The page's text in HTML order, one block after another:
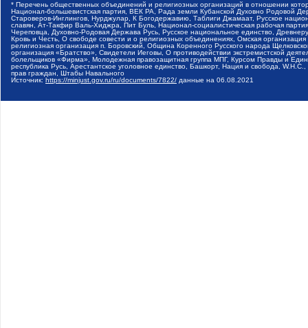
* Перечень общественных объединений и религиозных организаций в отношении
Национал-большевистская партия, ВЕК РА, Рада земли Кубанской Духовно Родовой
Староверов-Инглингов, Нурджулар, К Богодержавию, Таблиги Джамаат, Русское
славян, Ат-Такфир Валь-Хиджра, Пит Буль, Национал-социалистическая рабочая
Череповца, Духовно-Родовая Держава Русь, Русское национальное единство,
Кровь и Честь, О свободе совести и о религиозных объединениях, Омская
религиозная организация п. Боровский, Община Коренного Русского народа
организация «Братство», Свидетели Иеговы, О противодействии экстремистской
болельщиков «Фирма», Молодежная правозащитная группа МПГ, Курсом Правды и
республика Русь, Арестантское уголовное единство, Башкорт, Нация и свобода,
прав граждан, Штабы Навального
Источник: https://minjust.gov.ru/ru/documents/7822/ данные на 06.08.2021